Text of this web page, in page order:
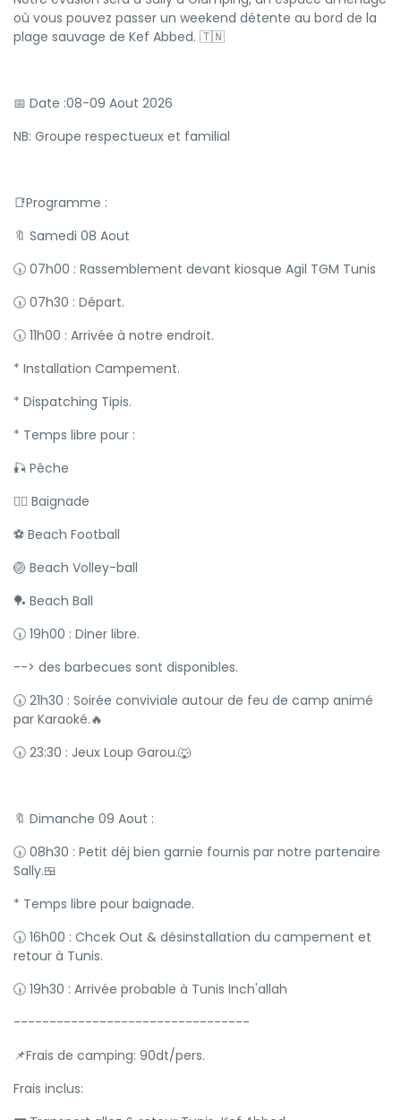
où vous pouvez passer un weekend détente au bord de la
plage sauvage de Kef Abbed. 🇹🇳
📅 Date :08-09 Aout 2026
NB: Groupe respectueux et familial
📑Programme :
🔖 Samedi 08 Aout
🕠 07h00 : Rassemblement devant kiosque Agil TGM Tunis
🕠 07h30 : Départ.
🕠 11h00 : Arrivée à notre endroit.
* Installation Campement.
* Dispatching Tipis.
* Temps libre pour :
🎣 Pêche
🏊‍♂️ Baignade
⚽️ Beach Football
🏐 Beach Volley-ball
🏓 Beach Ball
🕠 19h00 : Diner libre.
--> des barbecues sont disponibles.
🕠 21h30 : Soirée conviviale autour de feu de camp animé
par Karaoké.🔥
🕠 23:30 : Jeux Loup Garou.🐺
🔖 Dimanche 09 Aout :
🕠 08h30 : Petit déj bien garnie fournis par notre partenaire
Sally.🍱
* Temps libre pour baignade.
🕠 16h00 : Chcek Out & désinstallation du campement et
retour à Tunis.
🕠 19h30 : Arrivée probable à Tunis Inch'allah
---------------------------------
📌Frais de camping: 90dt/pers.
Frais inclus: